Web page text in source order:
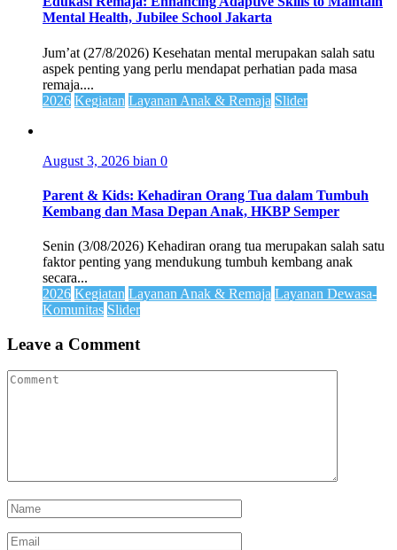
Mental Health, Jubilee School Jakarta
Jum’at (27/8/2026) Kesehatan mental merupakan salah satu
aspek penting yang perlu mendapat perhatian pada masa
remaja....
2026 Kegiatan Layanan Anak & Remaja Slider
August 3, 2026 bian 0
Parent & Kids: Kehadiran Orang Tua dalam Tumbuh
Kembang dan Masa Depan Anak, HKBP Semper
Senin (3/08/2026) Kehadiran orang tua merupakan salah satu
faktor penting yang mendukung tumbuh kembang anak
secara...
2026 Kegiatan Layanan Anak & Remaja Layanan Dewasa-
Komunitas Slider
Leave a Comment